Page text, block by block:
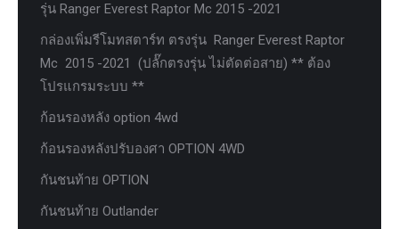
รุ่น Ranger Everest Raptor Mc 2015 -2021
กล่องเพิ่มรีโมทสตาร์ท ตรงรุ่น Ranger Everest Raptor
Mc 2015 -2021 (ปลั๊กตรงรุ่น ไม่ตัดต่อสาย) ** ต้อง
โปรแกรมระบบ **
ก้อนรองหลัง option 4wd
ก้อนรองหลังปรับองศา OPTION 4WD
กันชนท้าย OPTION
กันชนท้าย Outlander